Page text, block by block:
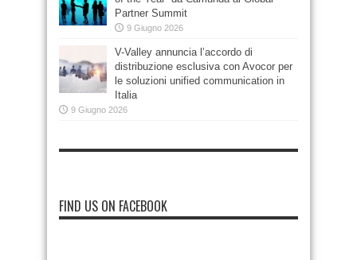
Partner Summit
9 Giugno 2026
V-Valley annuncia l’accordo di
distribuzione esclusiva con Avocor per
le soluzioni unified communication in
Italia
9 Giugno 2026
FIND US ON FACEBOOK